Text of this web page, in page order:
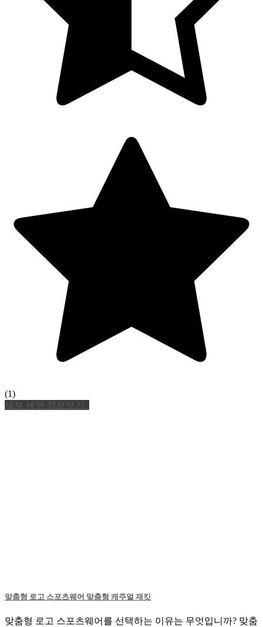
(1)
세부 세부 정보보기
맞춤형 로고 스포츠웨어 맞춤형 캐주얼 재킷
맞춤형 로고 스포츠웨어를 선택하는 이유는 무엇입니까? 맞춤